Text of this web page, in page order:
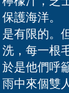
保護海洋
是有限的。
洗，每一根
於是他們呼
雨中來個雙